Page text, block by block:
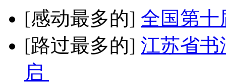
[感动最多的] 全国第十
[路过最多的] 江苏省书
启